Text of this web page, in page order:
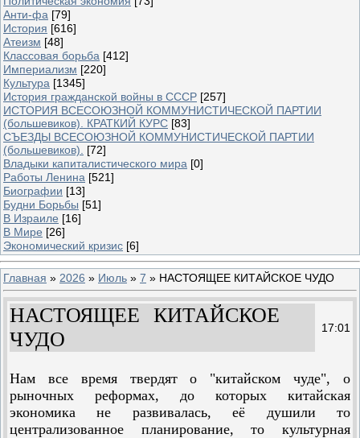
Анти-фа [79]
История [616]
Атеизм [48]
Классовая борьба [412]
Империализм [220]
Культура [1345]
История гражданской войны в СССР [257]
ИСТОРИЯ ВСЕСОЮЗНОЙ КОММУНИСТИЧЕСКОЙ ПАРТИИ
(большевиков). КРАТКИЙ КУРС [83]
СЪЕЗДЫ ВСЕСОЮЗНОЙ КОММУНИСТИЧЕСКОЙ ПАРТИИ
(большевиков).
[72]
Владыки капиталистического мира [0]
Работы Ленина [521]
Биографии [13]
Будни Борьбы [51]
В Израиле [16]
В Мире [26]
Экономический кризис [6]
Главная » 2026 » Июль » 7 » НАСТОЯЩЕЕ КИТАЙСКОЕ ЧУДО
НАСТОЯЩЕЕ КИТАЙСКОЕ
ЧУДО
17:01
Нам все время твердят о "китайском чуде", о
рыночных реформах, до которых китайская
экономика не развивалась, её душили то
централизованное планирование, то культурная